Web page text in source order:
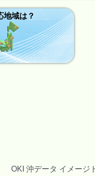
地域は？
OKI 沖データ イメージ